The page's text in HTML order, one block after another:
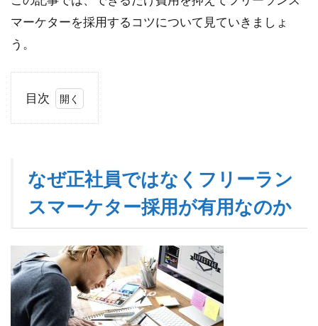
マーケターを採用するコツについて見ていきましょ
う。
目次
社
で
は
く
フ
リ
ー
ラ
なぜ正社員ではなくフリーラン
スマーケター採用が有用なのか